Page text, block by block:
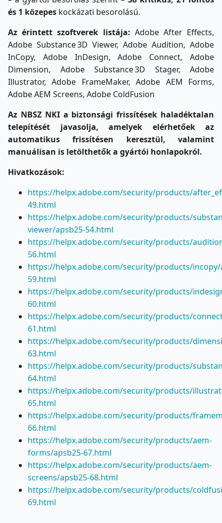
és 1 közepes kockázati besorolású.
Az érintett szoftverek listája: Adobe After Effects,
Adobe Substance 3D Viewer, Adobe Audition, Adobe
InCopy, Adobe InDesign, Adobe Connect, Adobe
Dimension, Adobe Substance 3D Stager, Adobe
Illustrator, Adobe FrameMaker, Adobe AEM Forms,
Adobe AEM Screens, Adobe ColdFusion
Az NBSZ NKI a biztonsági frissítések haladéktalan
telepítését javasolja, amelyek elérhetőek az
automatikus frissítésen keresztül, valamint
manuálisan is letölthetők a gyártói honlapokról.
Hivatkozások:
https://helpx.adobe.com/security/products/
49.html
https://helpx.adobe.com/security/products/
viewer/apsb25-54.html
https://helpx.adobe.com/security/products/
56.html
https://helpx.adobe.com/security/products/incopy/
59.html
https://helpx.adobe.com/security/products/
60.html
https://helpx.adobe.com/security/products/
61.html
https://helpx.adobe.com/security/products/
63.html
https://helpx.adobe.com/security/products/
64.html
https://helpx.adobe.com/security/products/
65.html
https://helpx.adobe.com/security/products/
66.html
https://helpx.adobe.com/security/products/aem-
forms/apsb25-67.html
https://helpx.adobe.com/security/products/aem-
screens/apsb25-68.html
https://helpx.adobe.com/security/products/
69.html